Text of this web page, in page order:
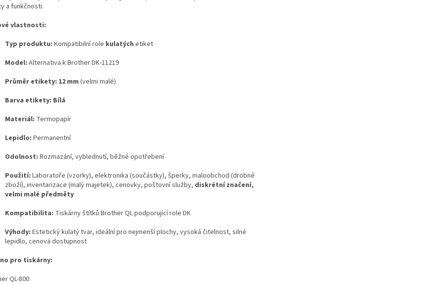
a funkčnosti.
vlastnosti:
Typ produktu: Kompatibilní role kulatých etiket
Model: Alternativa k Brother DK-11219
Průměr etikety: 12 mm (velmi malé)
Barva etikety: Bílá
Materiál: Termopapír
Lepidlo: Permanentní
Odolnost: Rozmazání, vyblednutí, běžné opotřebení
Použití: Laboratoře (vzorky), elektronika (součástky), šperky, maloobchod (drobné
zboží), inventarizace (malý majetek), cenovky, poštovní služby, diskrétní značení,
velmi malé předměty
Kompatibilita: Tiskárny štítků Brother QL podporující role DK
Výhody: Estetický kulatý tvar, ideální pro nejmenší plochy, vysoká čitelnost, silné
lepidlo, cenová dostupnost
pro tiskárny:
QL-800